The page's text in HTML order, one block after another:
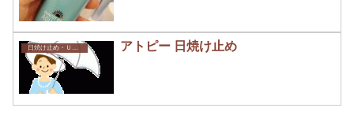
日焼け止め・ＵＶ オススメ アトピー 日焼け止め